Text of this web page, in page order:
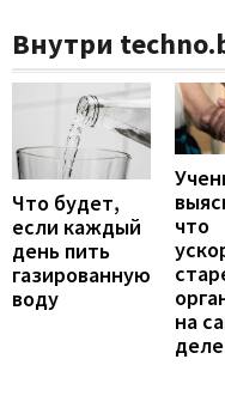
Внутри
Что будет,
если каждый
день пить
газированную
воду
что
на
деле